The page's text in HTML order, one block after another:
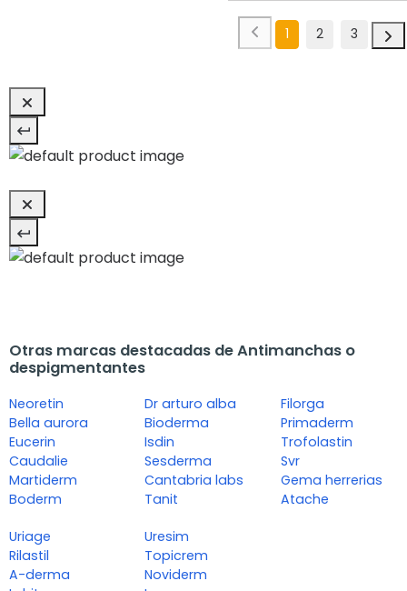
1 2 3
Otras marcas destacadas de Antimanchas o
despigmentantes
Neoretin
Bella aurora
Eucerin
Caudalie
Martiderm
Boderm
Dr arturo alba
Bioderma
Isdin
Sesderma
Cantabria labs
Tanit
Filorga
Primaderm
Trofolastin
Svr
Gema herrerias
Atache
Uriage
Rilastil
A-derma
Uresim
Topicrem
Noviderm